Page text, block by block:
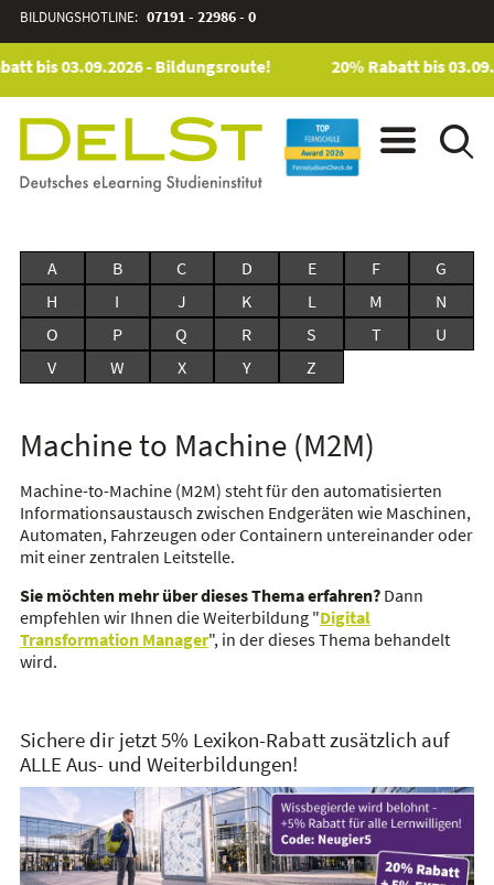
BILDUNGSHOTLINE: 07191 - 22986 - 0
bis 03.09.2026 - Bildungsroute! 20% Rabatt bis
A B C D E F
G
H
I J K L M
N
O
P Q R S T
U
V
W X Y Z
Machine to Machine (M2M)
Machine-to-Machine (M2M) steht für den automatisierten
Informationsaustausch zwischen Endgeräten wie Maschinen,
Automaten, Fahrzeugen oder Containern untereinander oder
mit einer zentralen Leitstelle.
Sie möchten mehr über dieses Thema erfahren? Dann
empfehlen wir Ihnen die Weiterbildung "Digital
Transformation Manager", in der dieses Thema behandelt
wird.
Sichere dir jetzt 5% Lexikon-Rabatt zusätzlich auf
ALLE Aus- und Weiterbildungen!